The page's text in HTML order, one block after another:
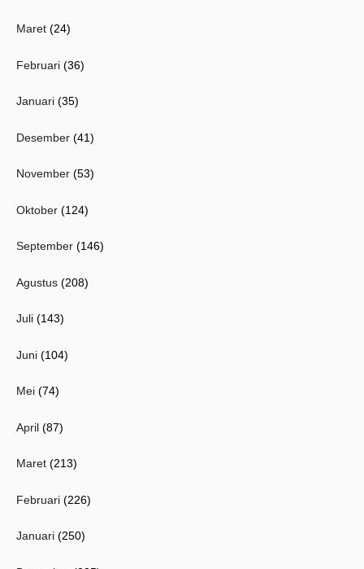
Maret (24)
Februari (36)
Januari (35)
Desember (41)
November (53)
Oktober (124)
September (146)
Agustus (208)
Juli (143)
Juni (104)
Mei (74)
April (87)
Maret (213)
Februari (226)
Januari (250)